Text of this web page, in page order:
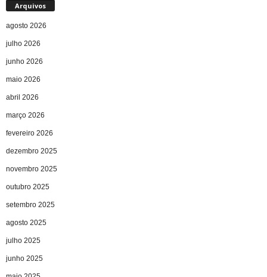
Arquivos
agosto 2026
julho 2026
junho 2026
maio 2026
abril 2026
março 2026
fevereiro 2026
dezembro 2025
novembro 2025
outubro 2025
setembro 2025
agosto 2025
julho 2025
junho 2025